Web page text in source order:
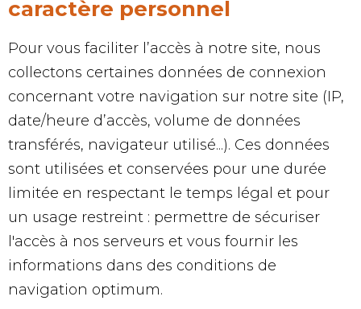
caractère personnel
Pour vous faciliter l’accès à notre site, nous
collectons certaines données de connexion
concernant votre navigation sur notre site (IP,
date/heure d’accès, volume de données
transférés, navigateur utilisé...). Ces données
sont utilisées et conservées pour une durée
limitée en respectant le temps légal et pour
un usage restreint : permettre de sécuriser
l'accès à nos serveurs et vous fournir les
informations dans des conditions de
navigation optimum.